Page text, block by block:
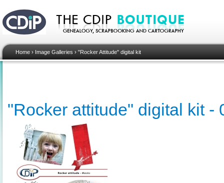
Home › Image Galleries › "Rocker Attitude" digital kit
"Rocker attitude" digital kit -